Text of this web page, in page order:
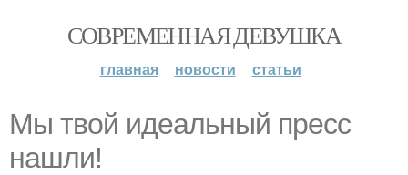
СОВРЕМЕННАЯ ДЕВУШКА
главная новости статьи
Мы твой идеальный пресс
нашли!